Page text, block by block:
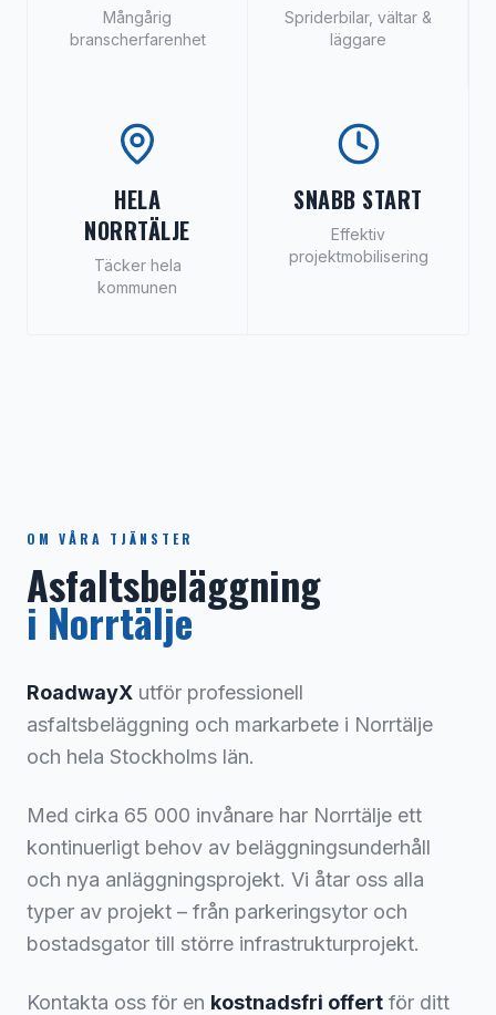
Mångårig
branscherfarenhet
Spriderbilar, vältar &
läggare
HELA
NORRTÄLJE
Täcker hela
kommunen
SNABB START
Effektiv
projektmobilisering
OM VÅRA TJÄNSTER
Asfaltsbeläggning
iNorrtälje
RoadwayX utför professionell
asfaltsbeläggning och markarbete i Norrtälje
och hela Stockholms län.
Med cirka 65 000 invånare har Norrtälje ett
kontinuerligt behov av beläggningsunderhåll
och nya anläggningsprojekt. Vi åtar oss alla
typer av projekt – från parkeringsytor och
bostadsgator till större infrastrukturprojekt.
Kontakta oss för en kostnadsfri offert för ditt